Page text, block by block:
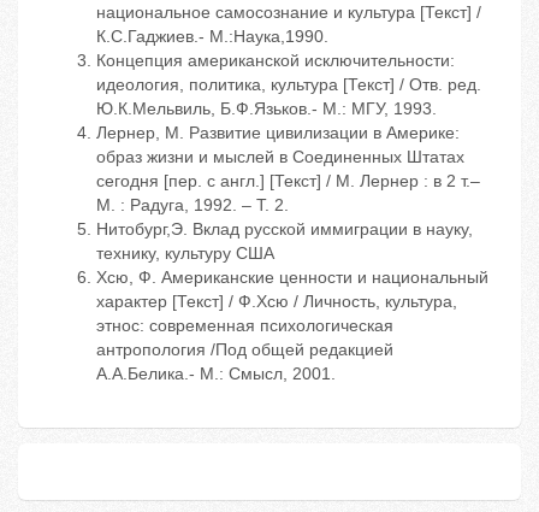
национальное самосознание и культура [Текст] /
К.С.Гаджиев.- М.:Наука,1990.
Концепция американской исключительности:
идеология, политика, культура [Текст] / Отв. ред.
Ю.К.Мельвиль, Б.Ф.Язьков.- М.: МГУ, 1993.
Лернер, М. Развитие цивилизации в Америке:
образ жизни и мыслей в Соединенных Штатах
сегодня [пер. с англ.] [Текст] / М. Лернер : в 2 т.–
М. : Радуга, 1992. – Т. 2.
Нитобург,Э. Вклад русской иммиграции в науку,
технику, культуру США
Хсю, Ф. Американские ценности и национальный
характер [Текст] / Ф.Хсю / Личность, культура,
этнос: современная психологическая
антропология /Под общей редакцией
А.А.Белика.- М.: Смысл, 2001.